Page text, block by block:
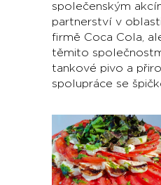
společenským
partnerství v
firmě Coca Cola,
těmito
tankové pivo a
spolupráce se